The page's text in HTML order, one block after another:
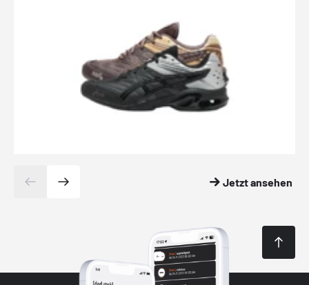
Jetzt ansehen